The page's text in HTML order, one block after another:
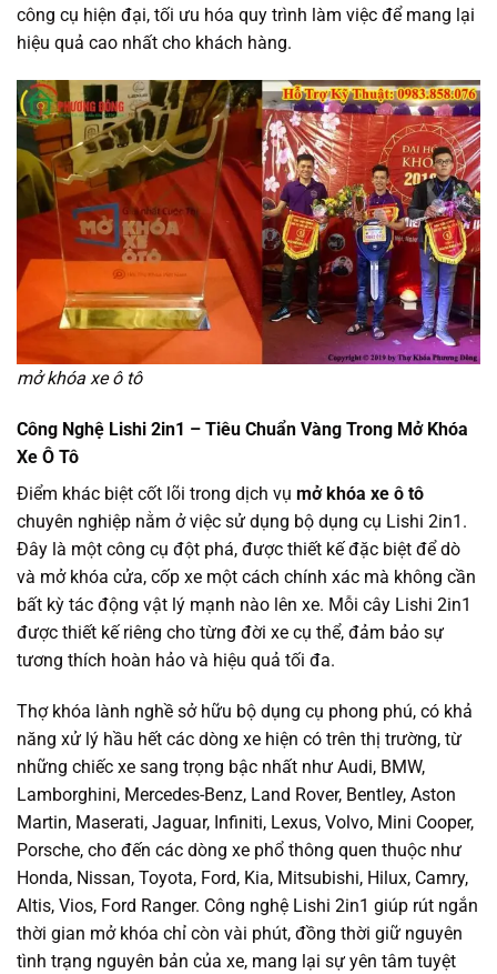
công cụ hiện đại, tối ưu hóa quy trình làm việc để mang lại
hiệu quả cao nhất cho khách hàng.
mở khóa xe ô tô
Công Nghệ Lishi 2in1 – Tiêu Chuẩn Vàng Trong Mở Khóa
Xe Ô Tô
Điểm khác biệt cốt lõi trong dịch vụ mở khóa xe ô tô
chuyên nghiệp nằm ở việc sử dụng bộ dụng cụ Lishi 2in1.
Đây là một công cụ đột phá, được thiết kế đặc biệt để dò
và mở khóa cửa, cốp xe một cách chính xác mà không cần
bất kỳ tác động vật lý mạnh nào lên xe. Mỗi cây Lishi 2in1
được thiết kế riêng cho từng đời xe cụ thể, đảm bảo sự
tương thích hoàn hảo và hiệu quả tối đa.
Thợ khóa lành nghề sở hữu bộ dụng cụ phong phú, có khả
năng xử lý hầu hết các dòng xe hiện có trên thị trường, từ
những chiếc xe sang trọng bậc nhất như Audi, BMW,
Lamborghini, Mercedes-Benz, Land Rover, Bentley, Aston
Martin, Maserati, Jaguar, Infiniti, Lexus, Volvo, Mini Cooper,
Porsche, cho đến các dòng xe phổ thông quen thuộc như
Honda, Nissan, Toyota, Ford, Kia, Mitsubishi, Hilux, Camry,
Altis, Vios, Ford Ranger. Công nghệ Lishi 2in1 giúp rút ngắn
thời gian mở khóa chỉ còn vài phút, đồng thời giữ nguyên
tình trạng nguyên bản của xe, mang lại sự yên tâm tuyệt